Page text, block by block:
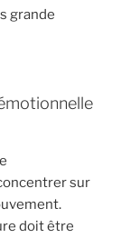
grande
sur
doit être